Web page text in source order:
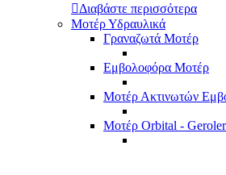
Διαβάστε περισσότερα
Μοτέρ Υδραυλικά
Γραναζωτά Μοτέρ
Εμβολοφόρα Μοτέρ
Μοτέρ Ακτινωτών
Μοτέρ Orbital -